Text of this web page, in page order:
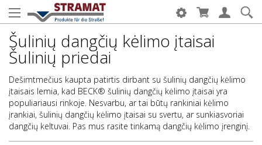
Šulinių dangčių kėlimo įtaisai
Šulinių priedai
Dešimtmečius kaupta patirtis dirbant su šulinių dangčių kėlimo
įtaisais lemia, kad BECK® šulinių dangčių kėlimo įtaisai yra
populiariausi rinkoje. Nesvarbu, ar tai būtų rankiniai kėlimo
įrankiai, šulinių dangčių kėlimo įtaisai su svertu, ar sunkiasvoriai
dangčių keltuvai. Pas mus rasite tinkamą dangčių kėlimo įrenginį.